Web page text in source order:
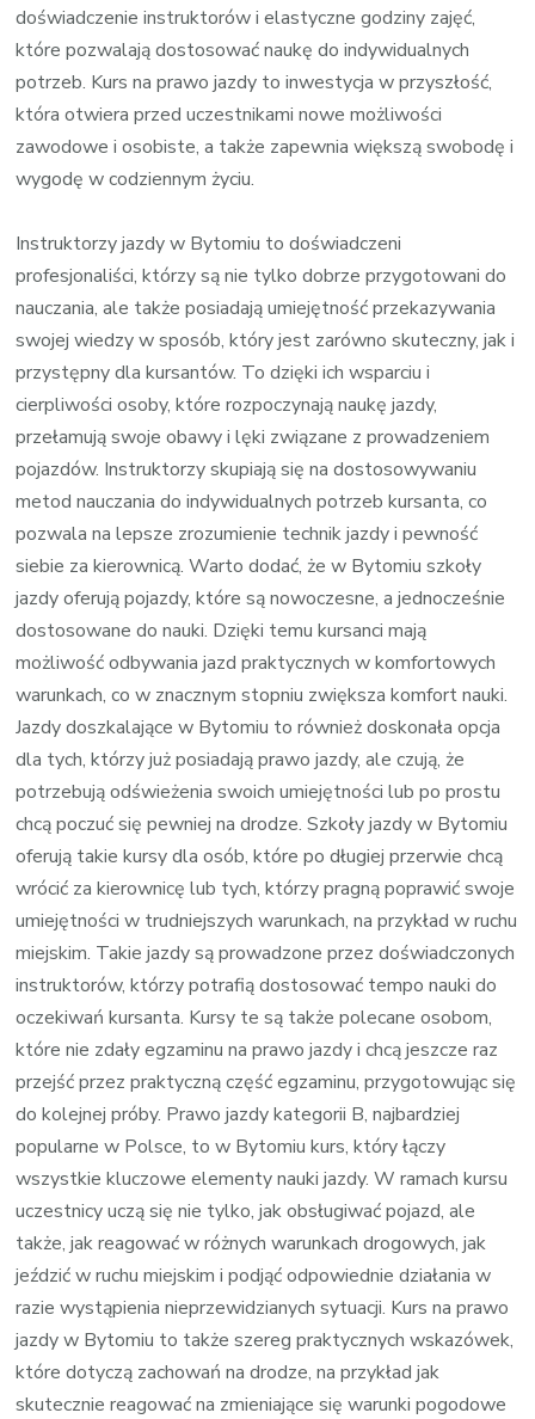
doświadczenie instruktorów i elastyczne godziny zajęć,
które pozwalają dostosować naukę do indywidualnych
potrzeb. Kurs na prawo jazdy to inwestycja w przyszłość,
która otwiera przed uczestnikami nowe możliwości
zawodowe i osobiste, a także zapewnia większą swobodę i
wygodę w codziennym życiu.
Instruktorzy jazdy w Bytomiu to doświadczeni
profesjonaliści, którzy są nie tylko dobrze przygotowani do
nauczania, ale także posiadają umiejętność przekazywania
swojej wiedzy w sposób, który jest zarówno skuteczny, jak i
przystępny dla kursantów. To dzięki ich wsparciu i
cierpliwości osoby, które rozpoczynają naukę jazdy,
przełamują swoje obawy i lęki związane z prowadzeniem
pojazdów. Instruktorzy skupiają się na dostosowywaniu
metod nauczania do indywidualnych potrzeb kursanta, co
pozwala na lepsze zrozumienie technik jazdy i pewność
siebie za kierownicą. Warto dodać, że w Bytomiu szkoły
jazdy oferują pojazdy, które są nowoczesne, a jednocześnie
dostosowane do nauki. Dzięki temu kursanci mają
możliwość odbywania jazd praktycznych w komfortowych
warunkach, co w znacznym stopniu zwiększa komfort nauki.
Jazdy doszkalające w Bytomiu to również doskonała opcja
dla tych, którzy już posiadają prawo jazdy, ale czują, że
potrzebują odświeżenia swoich umiejętności lub po prostu
chcą poczuć się pewniej na drodze. Szkoły jazdy w Bytomiu
oferują takie kursy dla osób, które po długiej przerwie chcą
wrócić za kierownicę lub tych, którzy pragną poprawić swoje
umiejętności w trudniejszych warunkach, na przykład w ruchu
miejskim. Takie jazdy są prowadzone przez doświadczonych
instruktorów, którzy potrafią dostosować tempo nauki do
oczekiwań kursanta. Kursy te są także polecane osobom,
które nie zdały egzaminu na prawo jazdy i chcą jeszcze raz
przejść przez praktyczną część egzaminu, przygotowując się
do kolejnej próby. Prawo jazdy kategorii B, najbardziej
popularne w Polsce, to w Bytomiu kurs, który łączy
wszystkie kluczowe elementy nauki jazdy. W ramach kursu
uczestnicy uczą się nie tylko, jak obsługiwać pojazd, ale
także, jak reagować w różnych warunkach drogowych, jak
jeździć w ruchu miejskim i podjąć odpowiednie działania w
razie wystąpienia nieprzewidzianych sytuacji. Kurs na prawo
jazdy w Bytomiu to także szereg praktycznych wskazówek,
które dotyczą zachowań na drodze, na przykład jak
skutecznie reagować na zmieniające się warunki pogodowe